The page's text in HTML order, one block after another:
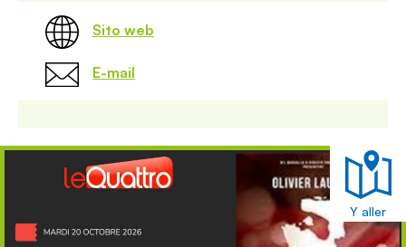
Sito web
E-mail
Y aller